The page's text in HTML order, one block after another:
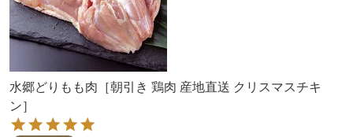
水郷どりもも肉［朝引き 鶏肉 産地直送 クリスマスチキ
ン］